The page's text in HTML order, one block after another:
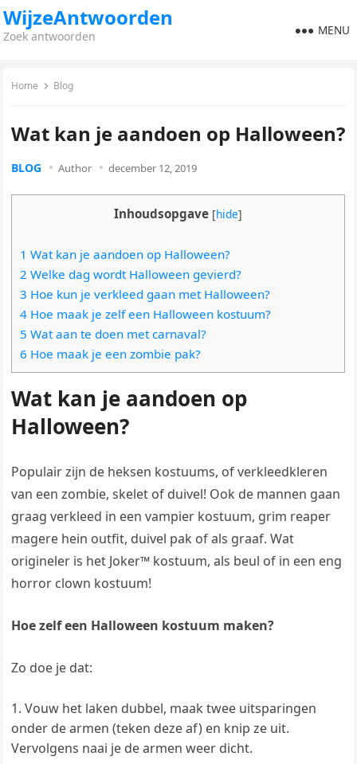
WijzeAntwoorden
Zoek antwoorden MENU
Home Blog
Wat kan je aandoen op Halloween?
BLOG Author december 12, 2019
Inhoudsopgave [hide]
1 Wat kan je aandoen op Halloween?
2 Welke dag wordt Halloween gevierd?
3 Hoe kun je verkleed gaan met Halloween?
4 Hoe maak je zelf een Halloween kostuum?
5 Wat aan te doen met carnaval?
6 Hoe maak je een zombie pak?
Wat kan je aandoen op
Halloween?
Populair zijn de heksen kostuums, of verkleedkleren
van een zombie, skelet of duivel! Ook de mannen gaan
graag verkleed in een vampier kostuum, grim reaper
magere hein outfit, duivel pak of als graaf. Wat
origineler is het Joker™ kostuum, als beul of in een eng
horror clown kostuum!
Hoe zelf een Halloween kostuum maken?
Zo doe je dat:
Vouw het laken dubbel, maak twee uitsparingen
onder de armen (teken deze af) en knip ze uit.
Vervolgens naai je de armen weer dicht.